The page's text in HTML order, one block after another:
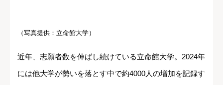
（写真提供：立命館大学）
近年、志願者数を伸ばし続けている立命館大学。2024年
には他大学が勢いを落とす中で約4000人の増加を記録す